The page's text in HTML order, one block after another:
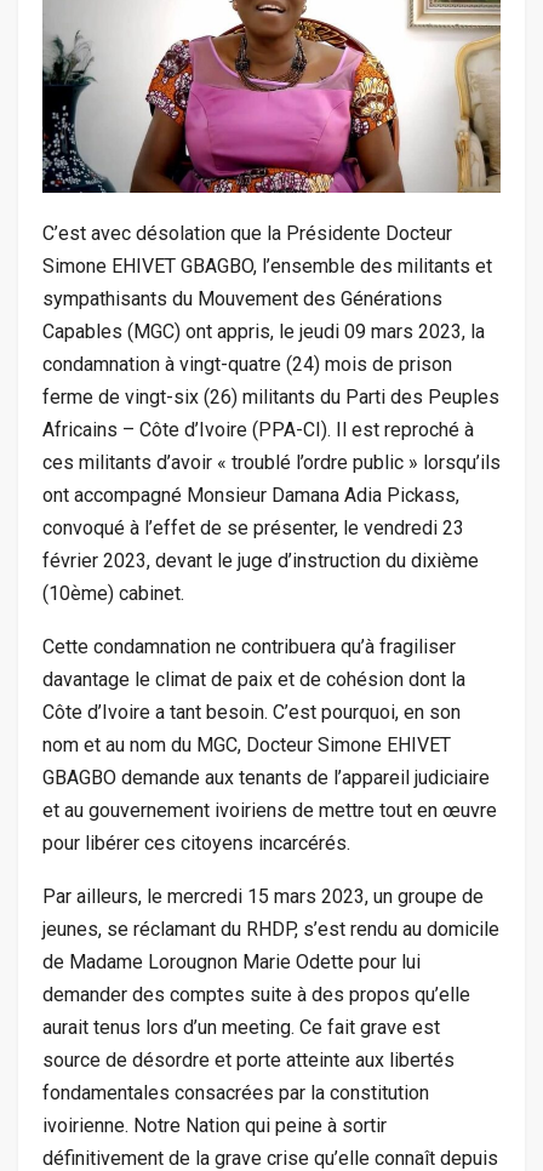
C’est avec désolation que la Présidente Docteur
Simone EHIVET GBAGBO, l’ensemble des militants et
sympathisants du Mouvement des Générations
Capables (MGC) ont appris, le jeudi 09 mars 2023, la
condamnation à vingt-quatre (24) mois de prison
ferme de vingt-six (26) militants du Parti des Peuples
Africains – Côte d’Ivoire (PPA-CI). Il est reproché à
ces militants d’avoir « troublé l’ordre public » lorsqu’ils
ont accompagné Monsieur Damana Adia Pickass,
convoqué à l’effet de se présenter, le vendredi 23
février 2023, devant le juge d’instruction du dixième
(10ѐme) cabinet.
Cette condamnation ne contribuera qu’à fragiliser
davantage le climat de paix et de cohésion dont la
Côte d’Ivoire a tant besoin. C’est pourquoi, en son
nom et au nom du MGC, Docteur Simone EHIVET
GBAGBO demande aux tenants de l’appareil judiciaire
et au gouvernement ivoiriens de mettre tout en œuvre
pour libérer ces citoyens incarcérés.
Par ailleurs, le mercredi 15 mars 2023, un groupe de
jeunes, se réclamant du RHDP, s’est rendu au domicile
de Madame Lorougnon Marie Odette pour lui
demander des comptes suite à des propos qu’elle
aurait tenus lors d’un meeting. Ce fait grave est
source de désordre et porte atteinte aux libertés
fondamentales consacrées par la constitution
ivoirienne. Notre Nation qui peine à sortir
définitivement de la grave crise qu’elle connaît depuis